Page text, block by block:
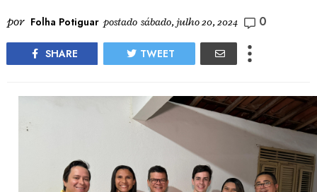
por Folha Potiguar postado sábado, julho 20, 2024 0
SHARE TWEET